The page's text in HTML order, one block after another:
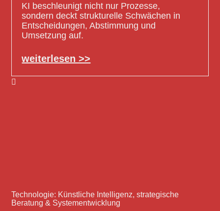
KI beschleunigt nicht nur Prozesse,
sondern deckt strukturelle Schwächen in
Entscheidungen, Abstimmung und
Umsetzung auf.
weiterlesen >>
Technologie: Künstliche Intelligenz, strategische
Beratung & Systementwicklung